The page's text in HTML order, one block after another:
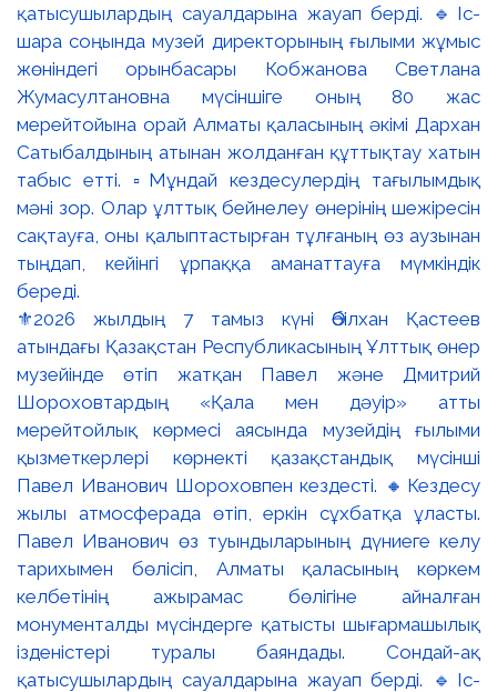
⚜️2026 жылдың 7 тамыз күні Әбілхан Қастеев
атындағы Қазақстан Республикасының Ұлттық өнер
музейінде өтіп жатқан Павел және Дмитрий
Шороховтардың «Қала мен дәуір» атты
мерейтойлық көрмесі аясында музейдің ғылыми
қызметкерлері көрнекті қазақстандық мүсінші
Павел Иванович Шороховпен кездесті. 🔸Кездесу
жылы атмосферада өтіп, еркін сұхбатқа ұласты.
Павел Иванович өз туындыларының дүниеге келу
тарихымен бөлісіп, Алматы қаласының көркем
келбетінің ажырамас бөлігіне айналған
монументалды мүсіндерге қатысты шығармашылық
ізденістері туралы баяндады. Сондай-ақ
қатысушылардың сауалдарына жауап берді. 🔹Іс-